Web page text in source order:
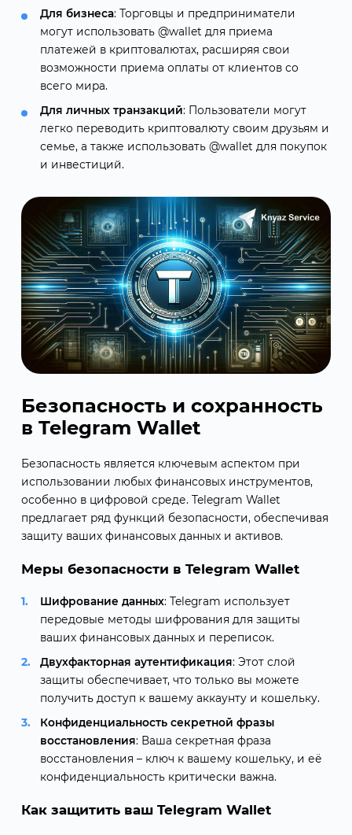
Для бизнеса: Торговцы и предприниматели
могут использовать @wallet для приема
платежей в криптовалютах, расширяя свои
возможности приема оплаты от клиентов со
всего мира.
Для личных транзакций: Пользователи могут
легко переводить криптовалюту своим друзьям и
семье, а также использовать @wallet для покупок
и инвестиций.
Безопасность и сохранность
в Telegram Wallet
Безопасность является ключевым аспектом при
использовании любых финансовых инструментов,
особенно в цифровой среде. Telegram Wallet
предлагает ряд функций безопасности, обеспечивая
защиту ваших финансовых данных и активов.
Меры безопасности в Telegram Wallet
Шифрование данных: Telegram использует
передовые методы шифрования для защиты
ваших финансовых данных и переписок.
Двухфакторная аутентификация: Этот слой
защиты обеспечивает, что только вы можете
получить доступ к вашему аккаунту и кошельку.
Конфиденциальность секретной фразы
восстановления: Ваша секретная фраза
восстановления – ключ к вашему кошельку, и её
конфиденциальность критически важна.
Как защитить ваш Telegram Wallet